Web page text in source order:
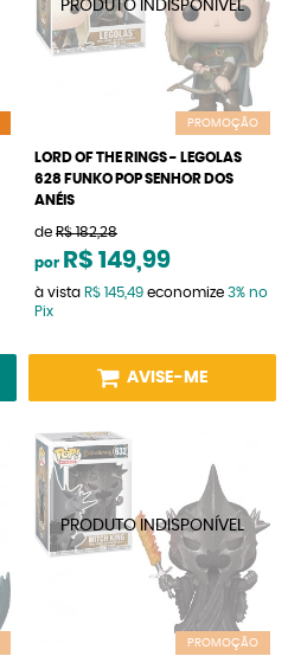
PROMOÇÃO
LORD OF THE RINGS - LEGOLAS
628 FUNKO POP SENHOR DOS
ANÉIS
de R$ 182,28
por R$ 149,99
à vista R$ 145,49 economize 3% no
Pix
AVISE-ME
PROMOÇÃO